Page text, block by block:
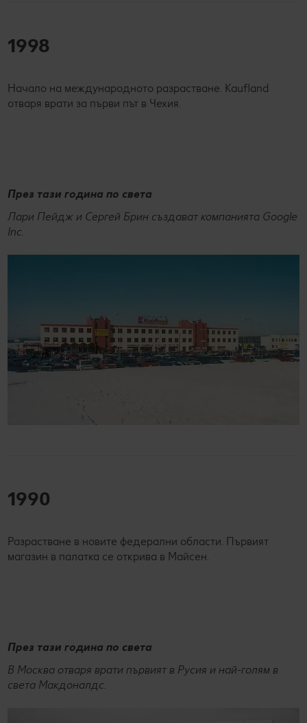
1998
Начало на международното разрастване. Kaufland
отваря врати за първи път в Чехия.
През тази година по света
Лари Пейдж и Сергей Брин създават компанията Google
Inc.
1990
Разрастване в новите федерални области. Първият
магазин в палатка се открива в Майсен.
През тази година по света
В Москва отваря врати първият в Русия и най-голям в
света Макдоналдс.